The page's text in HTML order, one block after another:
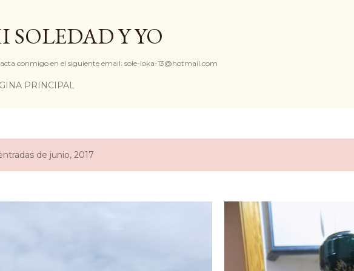
SOLEDAD Y YO
conmigo en el siguiente email: sole-loka-13@hotmail.com
PRINCIPAL
de junio, 2017